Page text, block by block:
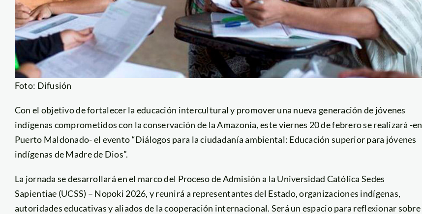
Foto: Difusión
Con el objetivo de fortalecer la educación intercultural y promover una nueva generación de jóvenes
indígenas comprometidos con la conservación de la Amazonía, este viernes 20 de febrero se realizará -en
Puerto Maldonado- el evento “Diálogos para la ciudadanía ambiental: Educación superior para jóvenes
indígenas de Madre de Dios”.
La jornada se desarrollará en el marco del Proceso de Admisión a la Universidad Católica Sedes
Sapientiae (UCSS) – Nopoki 2026, y reunirá a representantes del Estado, organizaciones indígenas,
autoridades educativas y aliados de la cooperación internacional. Será un espacio para reflexionar sobre